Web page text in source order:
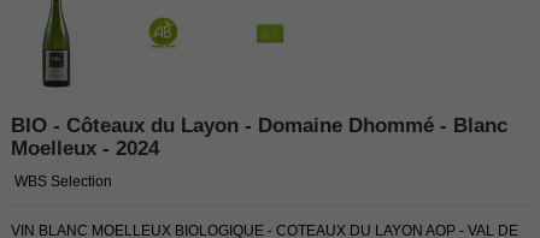
BIO - Côteaux du Layon - Domaine Dhommé - Blanc
Moelleux - 2024
WBS Selection
VIN BLANC MOELLEUX BIOLOGIQUE - COTEAUX DU LAYON AOP - VAL DE